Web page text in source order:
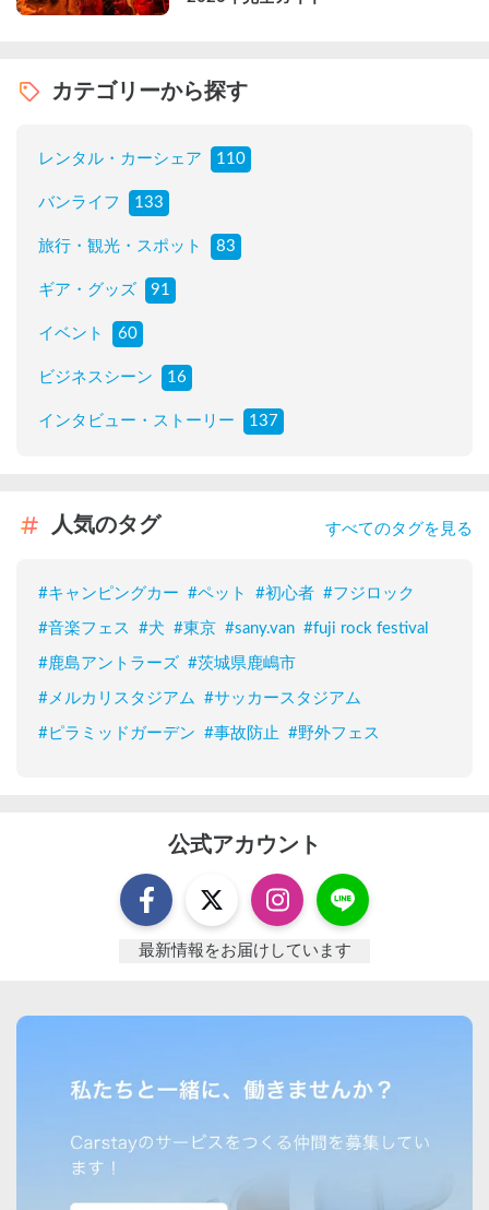
カテゴリーから探す
レンタル・カーシェア 110
バンライフ 133
旅行・観光・スポット 83
ギア・グッズ 91
イベント 60
ビジネスシーン 16
インタビュー・ストーリー 137
人気のタグ すべてのタグを見る
#キャンピングカー #ペット #初心者 #フジロック
#音楽フェス #犬 #東京 #sany.van #fuji rock festival
#鹿島アントラーズ #茨城県鹿嶋市
# メルカリスタジアム #サッカースタジアム
#ピラミッドガーデン #事故防止 #野外フェス
公式アカウント
最新情報をお届けしています